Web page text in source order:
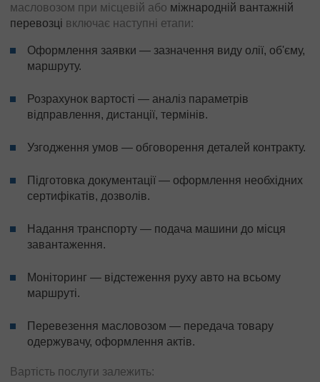
масловозом при місцевій або міжнародній вантажній
перевозці включає наступні етапи:
Оформлення заявки — зазначення виду олії, об'єму,
маршруту.
Розрахунок вартості — аналіз параметрів
відправлення, дистанції, термінів.
Узгодження умов — обговорення деталей контракту.
Підготовка документації — оформлення необхідних
сертифікатів, дозволів.
Надання транспорту — подача машини до місця
завантаження.
Моніторинг — відстеження руху авто на всьому
маршруті.
Перевезення масловозом — передача товару
одержувачу, оформлення актів.
Вартість послуги залежить: